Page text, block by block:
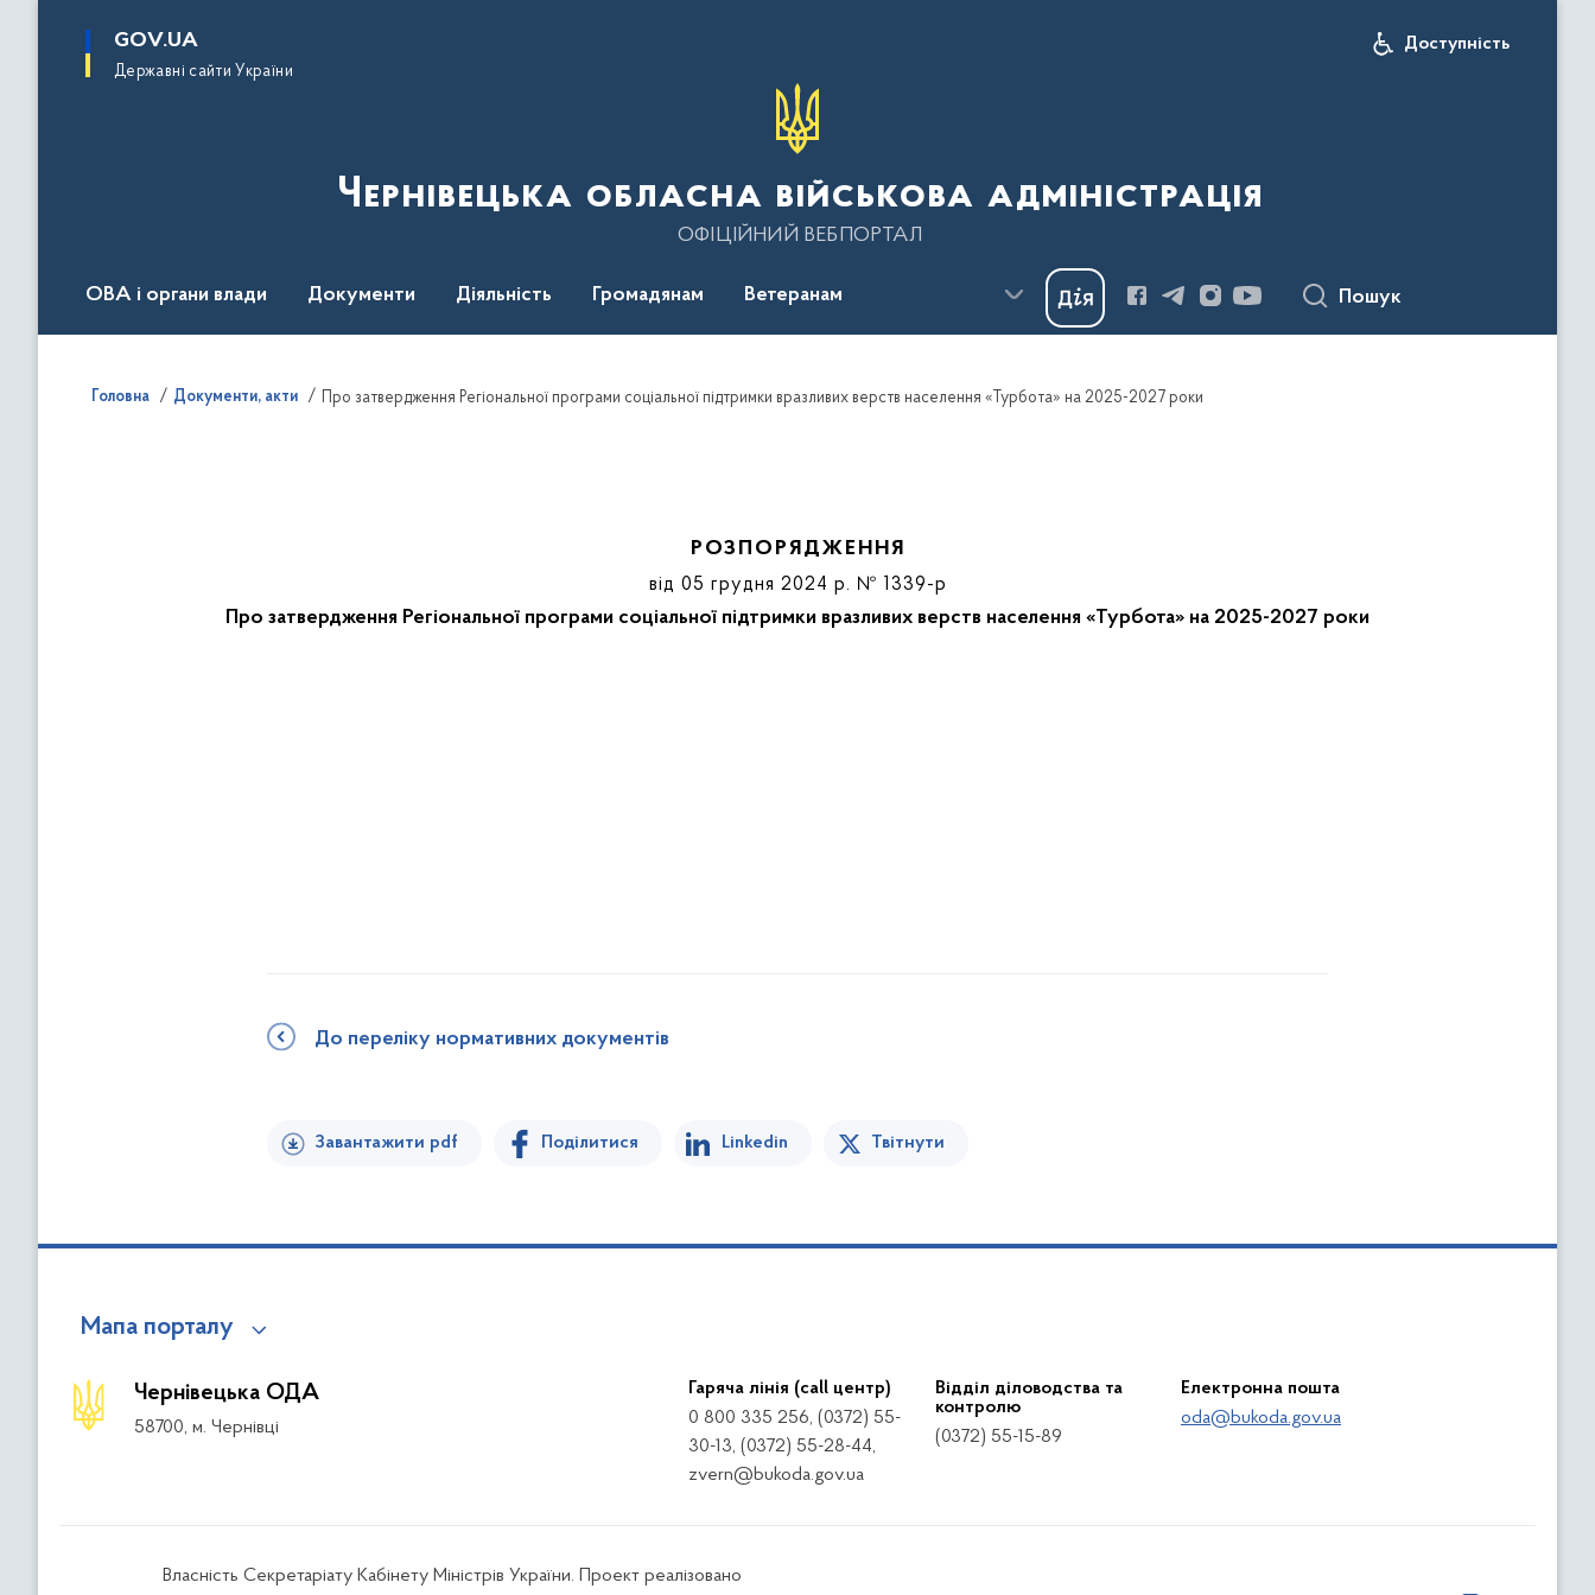
основного
GOV.UA
Державні сайти України
Доступність
Чернівецька обласна військова адміністрація
ОФІЦІЙНИЙ ВЕБПОРТАЛ
ОВА і органи влади Документи Діяльність Громадянам Ветеранам Пошук
Головна Документи, акти Про затвердження Регіональної програми соціальної підтримки вразливих верств населення «Турбота» на 2025-2027 роки
РОЗПОРЯДЖЕННЯ
від 05 грудня 2024 р. № 1339-р
Про затвердження Регіональної програми соціальної підтримки вразливих верств населення «Турбота» на 2025-2027 роки
До переліку нормативних документів
Завантажити pdf Поділитися Linkedin Твітнути
Мапа порталу
Чернівецька ОДА
58700, м. Чернівці
Гаряча лінія (call центр)
0 800 335 256, (0372) 55-
30-13, (0372) 55-28-44,
zvern@bukoda.gov.ua
Відділ діловодства та
контролю
(0372) 55-15-89
Електронна пошта
oda@bukoda.gov.ua
Власність Секретаріату Кабінету Міністрів України. Проект реалізовано